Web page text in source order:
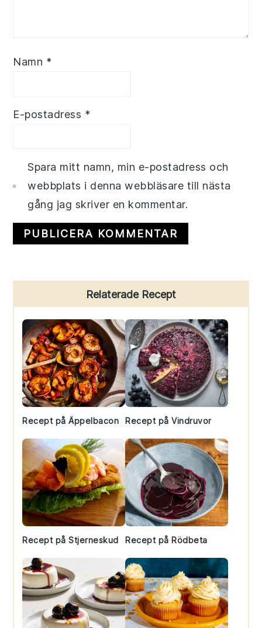
Namn *
E-postadress *
Spara mitt namn, min e-postadress och
webbplats i denna webbläsare till nästa
gång jag skriver en kommentar.
Sidebar
Relaterade Recept
Recept på Äppelbacon Recept på Vindruvor
Recept på Stjerneskud Recept på Rödbeta